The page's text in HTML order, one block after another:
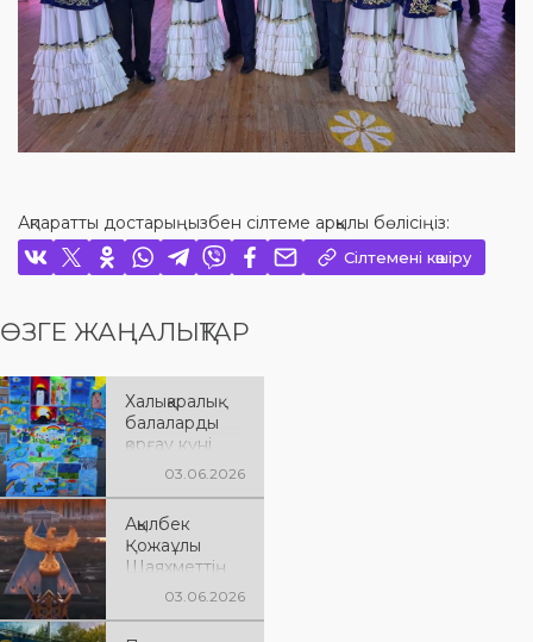
Ақпаратты достарыңызбен сілтеме арқылы бөлісіңіз:
Сілтемені көшіру
ӨЗГЕ ЖАҢАЛЫҚТАР
Халықаралық
балаларды
қорғау күні
03.06.2026
Ақылбек
Қожаұлы
Шаяхметтің
75 жас03.06.2026